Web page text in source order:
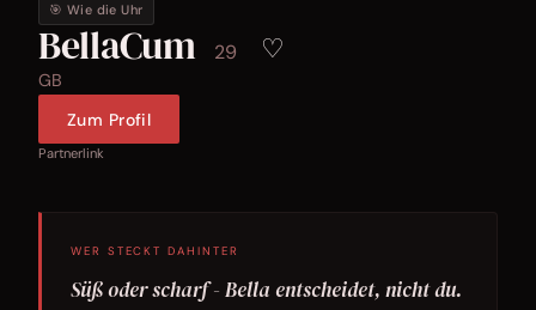
🎯 Wie die Uhr
BellaCum 29 ♡
GB
Zum Profil
Partnerlink
WER STECKT DAHINTER
Süß oder scharf - Bella entscheidet, nicht du.